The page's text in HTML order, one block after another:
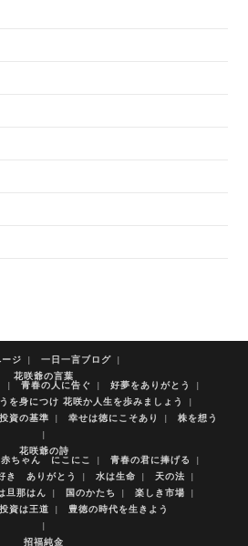
ージ
一日一言ブログ
花咲爺の言葉
青春の人に告ぐ
好夢をありがとう
を身につけ 花咲か人生を歩みましょう
資の基準 幸せは徳にこそあり 株を想う
花咲爺の詩
赤ちゃん にこにこ
青春の君に捧げる
き ありがとう 水は生命
天の法
旦那はん 国のかたち
楽しき市場
資は王道 豊徳の時代を生きよう
招福純金